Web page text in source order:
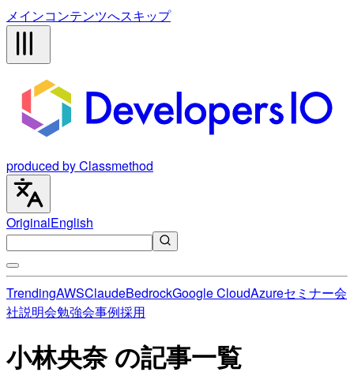
メインコンテンツへスキップ
produced by Classmethod
OriginalEnglish
TrendingAWSClaudeBedrockGoogle CloudAzureセミナー会
社説明会勉強会事例採用
小林央奈 の記事一覧